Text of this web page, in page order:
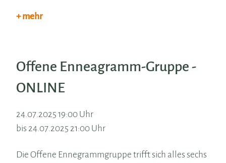
+ mehr
Offene Enneagramm-Gruppe -
ONLINE
24.07.2025 19:00 Uhr
bis 24.07.2025 21:00 Uhr
Die Offene Ennegrammgruppe trifft sich alles sechs